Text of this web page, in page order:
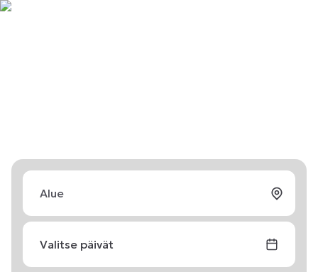
Valitse päivät